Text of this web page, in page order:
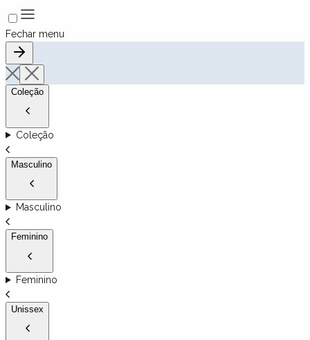
Fechar menu
Coleção
Coleção
Masculino
Masculino
Feminino
Feminino
Unissex